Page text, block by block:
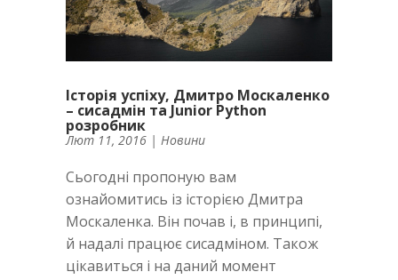
Історія успіху, Дмитро Москаленко
– сисадмін та Junior Python
розробник
Лют 11, 2016 | Новини
Сьогодні пропоную вам
ознайомитись із історією Дмитра
Москаленка. Він почав і, в принципі,
й надалі працює сисадміном. Також
цікавиться і на даний момент